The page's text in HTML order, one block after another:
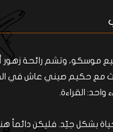
موسكو، وتشم رائحة زهور
مع حكيم صيني عاش في
واحد: القراءة.
بشكل جيّد. فليكن